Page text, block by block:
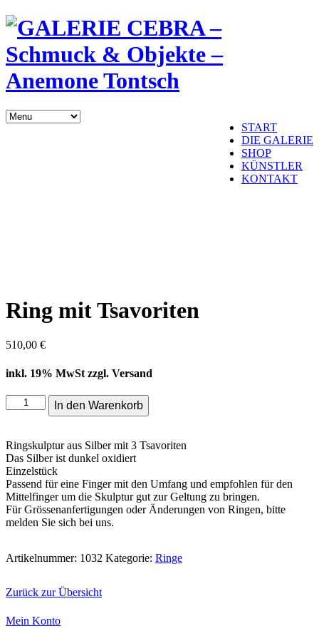
START
DIE GALERIE
SHOP
KÜNSTLER
KONTAKT
Ring mit Tsavoriten
510,00 €
inkl. 19% MwSt zzgl. Versand
Ring
mit
Menge
In den Warenkorb
Ringskulptur aus Silber mit 3 Tsavoriten
Das Silber ist dunkel oxidiert
Einzelstück
Passend für eine Finger mit den Umfang und empfohlen für den
Mittelfinger um die Skulptur gut zur Geltung zu bringen.
Für Grössenanfertigungen oder Änderungen von Ringen, bitte
melden Sie sich bei uns.
Artikelnummer: 1032 Kategorie: Ringe
Zurück zur Übersicht
Mein Konto